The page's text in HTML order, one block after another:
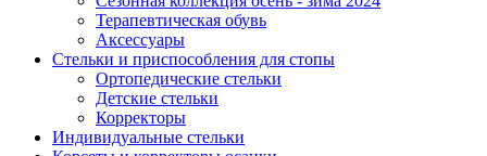
Терапевтическая обувь
Аксессуары
Стельки и приспособления для стопы
Ортопедические стельки
Детские стельки
Корректоры
Индивидуальные стельки